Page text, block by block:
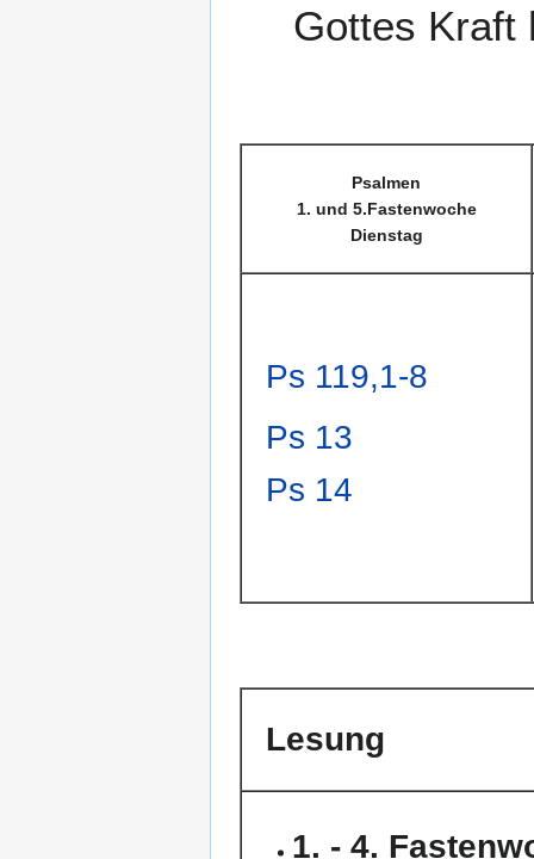
Gottes Kraft
Psalmen
1. und 5.Fastenwoche
Dienstag
Ps 119,1-8
Ps 13
Ps 14
Lesung
1. - 4.